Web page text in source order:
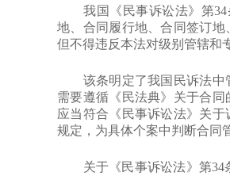
我国《民事诉讼法》第34
地、合同履行地、合同签订地
但不得违反本法对级别管辖和
该条明定了我国民诉法中管
需要遵循《民法典》关于合
应当符合《民事诉讼法》关
规定，为具体个案中判断合同
关于《民事诉讼法》第34